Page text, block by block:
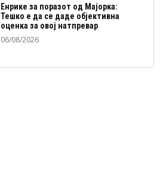
Енрике за поразот од Мајорка:
Тешко е да се даде објективна
оценка за овој натпревар
06/08/2026